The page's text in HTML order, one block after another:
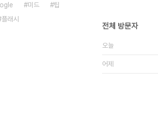
미드
팁
플래시
전체 방문자
오늘
어제